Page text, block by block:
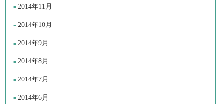
2014年11月
2014年10月
2014年9月
2014年8月
2014年7月
2014年6月